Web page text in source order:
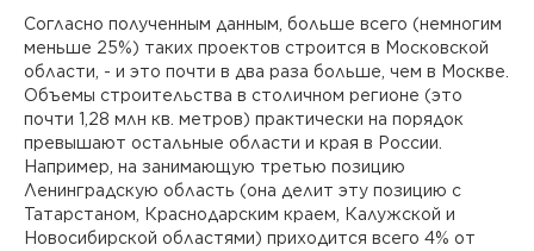
Согласно полученным данным, больше всего (немногим
меньше 25%) таких проектов строится в Московской
области, - и это почти в два раза больше, чем в Москве.
Объемы строительства в столичном регионе (это
почти 1,28 млн кв. метров) практически на порядок
превышают остальные области и края в России.
Например, на занимающую третью позицию
Ленинградскую область (она делит эту позицию с
Татарстаном, Краснодарским краем, Калужской и
Новосибирской областями) приходится всего 4% от